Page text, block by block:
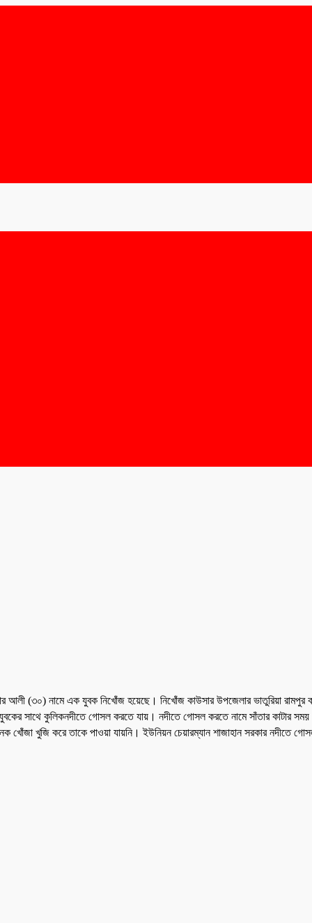
আলী (৩০) নামে এক যুবক নিখোঁজ হয়েছে। নিখোঁজ কাউসার উপজেলার ভাতুরিয়া
সাথে কুলিকনদীতে গোসল করতে যায়। নদীতে গোসল করতে নামে সাঁতার কাটার
খোঁজা খুজি করে তাকে পাওয়া যায়নি। ইউনিয়ন চেয়ারম্যান শাজাহান সরকার নদীতে